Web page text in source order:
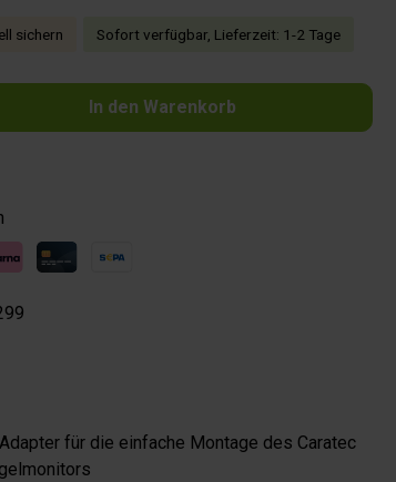
sichern Sofort verfügbar, Lieferzeit: 1-2 Tage
Wert ein oder benutze die Schaltflächen um die Anzahl
In den Warenkorb
für die einfache Montage des Caratec